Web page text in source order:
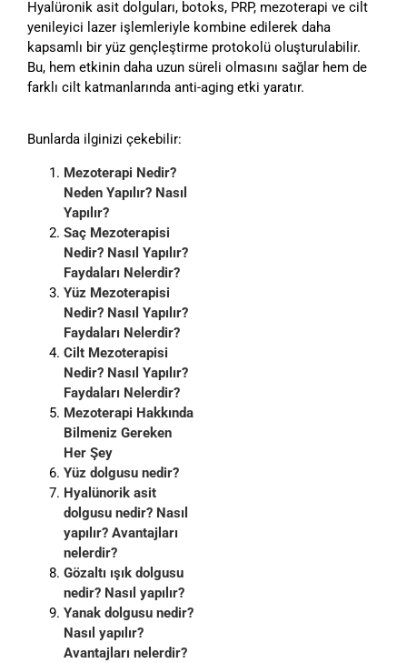
Hyalüronik asit dolguları, botoks, PRP, mezoterapi ve cilt
yenileyici lazer işlemleriyle kombine edilerek daha
kapsamlı bir yüz gençleştirme protokolü oluşturulabilir.
Bu, hem etkinin daha uzun süreli olmasını sağlar hem de
farklı cilt katmanlarında anti-aging etki yaratır.
Bunlarda ilginizi çekebilir:
Mezoterapi Nedir?
Neden Yapılır? Nasıl
Yapılır?
Saç Mezoterapisi
Nedir? Nasıl Yapılır?
Faydaları Nelerdir?
Yüz Mezoterapisi
Nedir? Nasıl Yapılır?
Faydaları Nelerdir?
Cilt Mezoterapisi
Nedir? Nasıl Yapılır?
Faydaları Nelerdir?
Mezoterapi Hakkında
Bilmeniz Gereken
Her Şey
Yüz dolgusu nedir?
Hyalünorik asit
dolgusu nedir? Nasıl
yapılır? Avantajları
nelerdir?
Gözaltı ışık dolgusu
nedir? Nasıl yapılır?
Yanak dolgusu nedir?
Nasıl yapılır?
Avantajları nelerdir?